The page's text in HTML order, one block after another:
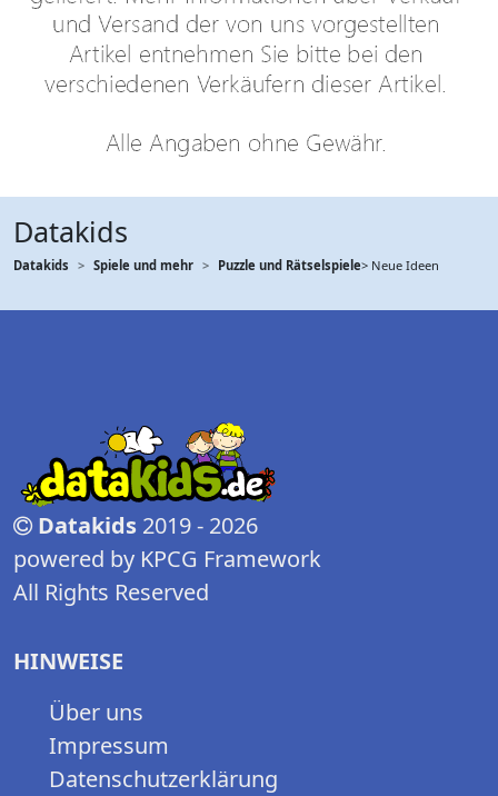
Datakids
Datakids Spiele und mehr Puzzle und Rätselspiele> Neue Ideen
Datakids 2019 - 2026
powered by KPCG Framework
All Rights Reserved
HINWEISE
Über uns
Impressum
Datenschutzerklärung